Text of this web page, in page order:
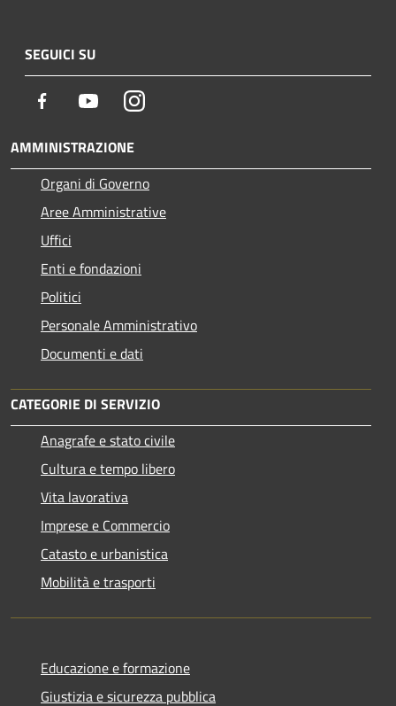
SEGUICI SU
Facebook YoutubeInstagram
AMMINISTRAZIONE
Organi di Governo
Aree Amministrative
Uffici
Enti e fondazioni
Politici
Personale Amministrativo
Documenti e dati
CATEGORIE DI SERVIZIO
Anagrafe e stato civile
Cultura e tempo libero
Vita lavorativa
Imprese e Commercio
Catasto e urbanistica
Mobilità e trasporti
Educazione e formazione
Giustizia e sicurezza pubblica